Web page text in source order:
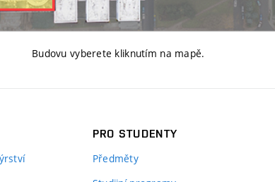
Budovu vyberete kliknutím na mapě.
PRO STUDENTY
Předměty